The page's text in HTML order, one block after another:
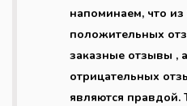
напоминаем, что из
положительных
заказные отзывы ,
отрицательных
являются правдой.